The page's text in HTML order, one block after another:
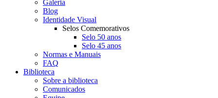
Galeria
Blog
Identidade Visual
Selos Comemorativos
Selo 50 anos
Selo 45 anos
Normas e Manuais
FAQ
Biblioteca
Sobre a biblioteca
Comunicados